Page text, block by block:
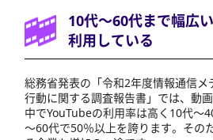
10代～60代まで幅広
利用している
総務省発表の「令和2年度情報通信メ
行動に関する調査報告書」では、動
中でYouTubeの利用率は高く10代～
～60代で50％以上を誇ります。その